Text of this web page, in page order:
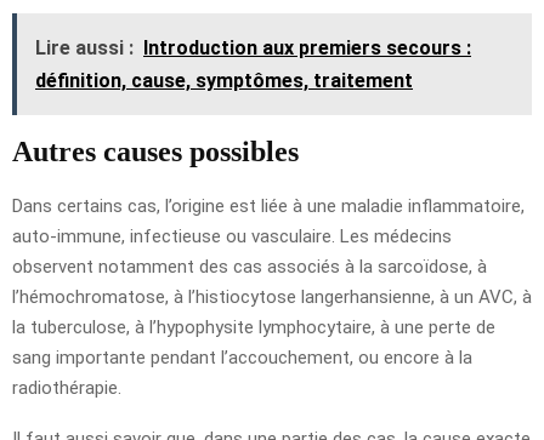
Lire aussi : Introduction aux premiers secours :
définition, cause, symptômes, traitement
Autres causes possibles
Dans certains cas, l’origine est liée à une maladie inflammatoire,
auto-immune, infectieuse ou vasculaire. Les médecins
observent notamment des cas associés à la sarcoïdose, à
l’hémochromatose, à l’histiocytose langerhansienne, à un AVC, à
la tuberculose, à l’hypophysite lymphocytaire, à une perte de
sang importante pendant l’accouchement, ou encore à la
radiothérapie.